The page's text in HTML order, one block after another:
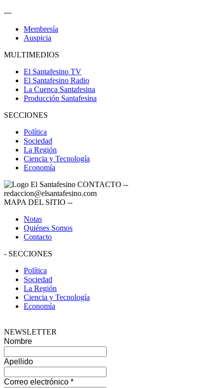
---
Membresía
Auspicia
MULTIMEDIOS
El Santafesino TV
El Santafesino Radio
La Cuenca Santafesina
Producción Santafesina
SECCIONES
Política
Sociedad
La Región
Ciencia y Tecnología
Economía
CONTACTO --
redaccion@elsantafesino.com
MAPA DEL SITIO --
Notas
Quiénes Somos
Contacto
- SECCIONES
Política
Sociedad
La Región
Ciencia y Tecnología
Economía
NEWSLETTER
Nombre
Apellido
Correo electrónico *